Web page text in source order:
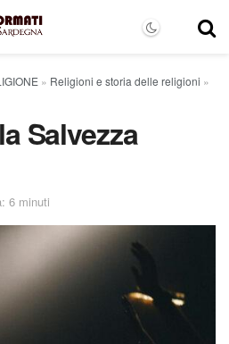
» Religioni e storia delle religioni »
Salvezza
6 minuti